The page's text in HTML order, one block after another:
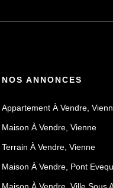
NOS ANNONCES
Appartement À Vendre,
Maison À Vendre, Vienne
Terrain À Vendre, Vienne
Maison À Vendre, Pont